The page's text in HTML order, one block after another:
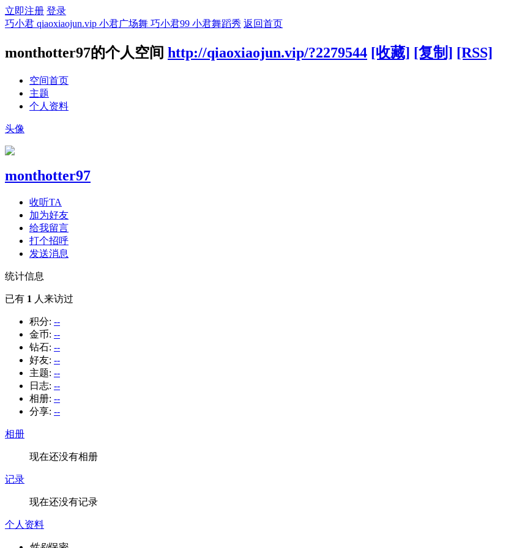
立即注册 登录
巧小君 qiaoxiaojun.vip 小君广场舞 巧小君99 小君舞蹈秀 返回首页
monthotter97的个人空间 http://qiaoxiaojun.vip/?2279544 [收藏] [复制] [RSS]
空间首页
主题
个人资料
头像
monthotter97
收听TA
加为好友
给我留言
打个招呼
发送消息
统计信息
已有 1 人来访过
积分: --
金币: --
钻石: --
好友: --
主题: --
日志: --
相册: --
分享: --
相册
现在还没有相册
记录
现在还没有记录
个人资料